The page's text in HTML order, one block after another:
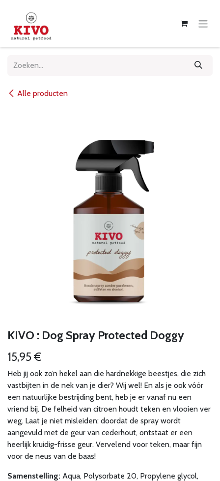
Alle producten
KIVO : Dog Spray Protected Doggy
15,95€
Heb jij ook zo’n hekel aan die hardnekkige beestjes, die zich
vastbijten in de nek van je dier? Wij wel! En als je ook vóór
een natuurlijke bestrijding bent, heb je er vanaf nu een
vriend bij. De felheid van citroen houdt teken en vlooien ver
weg. Laat je niet misleiden: doordat de spray wordt
aangevuld met de geur van cederhout, ontstaat er een
heerlijk kruidig-frisse geur. Vervelend voor teken, maar fijn
voor de neus van de baas!
Samenstelling: Aqua, Polysorbate 20, Propylene glycol,